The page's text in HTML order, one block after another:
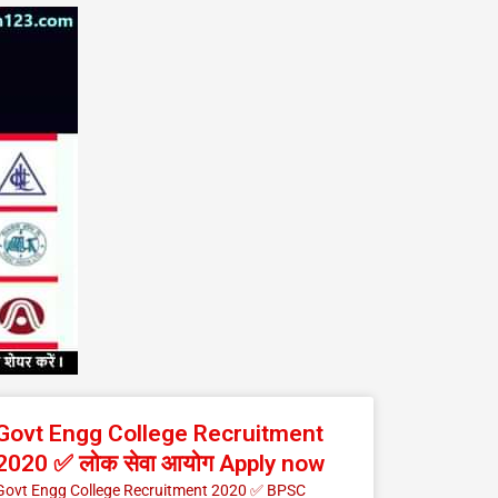
Engg College Recruitment
✅ लोक सेवा आयोग Apply now
Engg College Recruitment 2020 ✅ BPSC